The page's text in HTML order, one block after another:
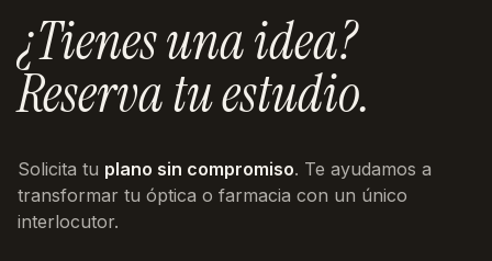
¿Tienes una idea?
Reserva tu estudio.
Solicita tu plano sin compromiso. Te ayudamos a
transformar tu óptica o farmacia con un único
interlocutor.